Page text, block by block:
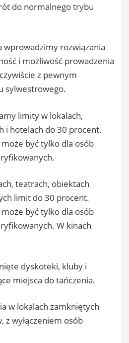
do normalnego trybu
wprowadzimy rozwiązania
i możliwość prowadzenia
z pewnym
sylwestrowego.
limity w lokalach,
i hotelach do 30 procent.
być tylko dla osób
teatrach, obiektach
limit do 30 procent.
być tylko dla osób
W kinach
dyskoteki, kluby i
miejsca do tańczenia.
w lokalach zamkniętych
wyłączeniem osób